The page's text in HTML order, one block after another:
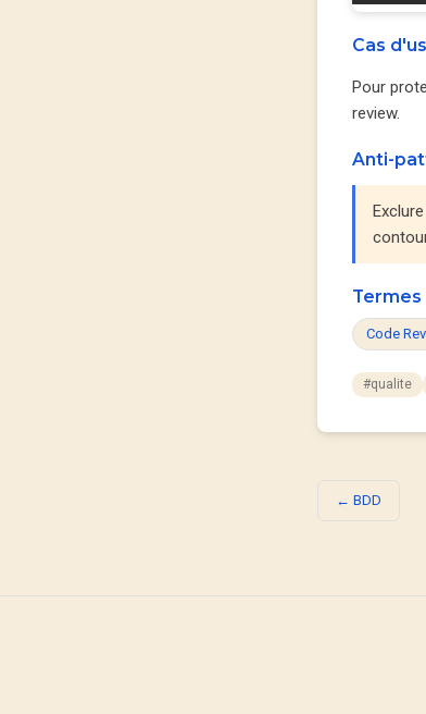
Cas
Pour
review.
Anti-
Termes
Code
#qualite
← BDD